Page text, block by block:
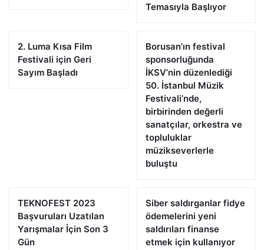
Temasıyla Başlıyor
2. Luma Kısa Film
Festivali için Geri
Sayım Başladı
Borusan’ın festival
sponsorluğunda
İKSV’nin düzenlediği
50. İstanbul Müzik
Festivali’nde,
birbirinden değerli
sanatçılar, orkestra ve
topluluklar
müzikseverlerle
buluştu
TEKNOFEST 2023
Başvuruları Uzatılan
Yarışmalar İçin Son 3
Gün
Siber saldırganlar fidye
ödemelerini yeni
saldırıları finanse
etmek için kullanıyor